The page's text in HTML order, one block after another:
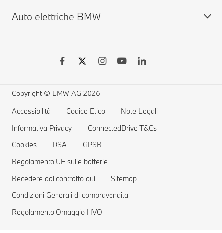
Garanzie
Richiamo airbag Takata
Vetture disponibili usate
Offerte BMW
Prenota un Test Drive
BMW Serie X
Auto elettriche BMW
Home Charging
Gamma auto elettriche
Costi delle auto elettriche
Vetture Plug-in Hybrid
Copyright © BMW AG 2026
Accessibilità
Codice Etico
Note Legali
Informativa Privacy
ConnectedDrive T&Cs
Cookies
DSA
GPSR
Regolamento UE sulle batterie
Recedere dal contratto qui
Sitemap
Condizioni Generali di compravendita
Regolamento Omaggio HVO